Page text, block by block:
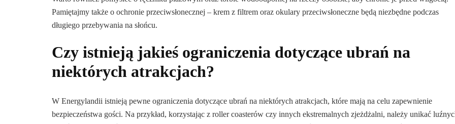
Pamiętajmy także o ochronie przeciwsłonecznej – krem z filtrem oraz okulary przeciwsłoneczne będą niezbędne podczas
długiego przebywania na słońcu.
Czy istnieją jakieś ograniczenia dotyczące ubrań na
niektórych atrakcjach?
W Energylandii istnieją pewne ograniczenia dotyczące ubrań na niektórych atrakcjach, które mają na celu zapewnienie
bezpieczeństwa gości. Na przykład, korzystając z roller coasterów czy innych ekstremalnych zjeżdżalni, należy unikać